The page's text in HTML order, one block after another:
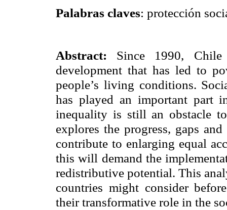
Palabras claves: protección
Abstract: Since 1990,
development that has led to
people’s living conditions.
has played an important part
inequality is still an obstacle
explores the progress, gaps
contribute to enlarging equal
this will demand the
redistributive potential. This
countries might consider
their transformative role in the